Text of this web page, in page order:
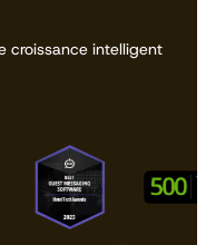
croissance intelligent